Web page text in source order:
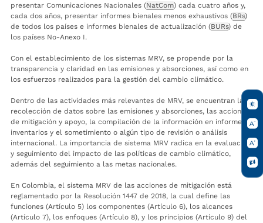
presentar Comunicaciones Nacionales (NatCom) cada cuatro años y,
cada dos años, presentar informes bienales menos exhaustivos (BRs)
de todos los países e informes bienales de actualización (BURs) de
los países No-Anexo I.
Con el establecimiento de los sistemas MRV, se propende por la
transparencia y claridad en las emisiones y absorciones, así como en
los esfuerzos realizados para la gestión del cambio climático.
Dentro de las actividades más relevantes de MRV, se encuentran la
recolección de datos sobre las emisiones y absorciones, las acciones
de mitigación y apoyo, la compilación de la información en informes e
inventarios y el sometimiento o algún tipo de revisión o análisis
internacional. La importancia de sistema MRV radica en la evaluación
y seguimiento del impacto de las políticas de cambio climático,
además del seguimiento a las metas nacionales.
En Colombia, el sistema MRV de las acciones de mitigación está
reglamentado por la Resolución 1447 de 2018, la cual define las
funciones (Artículo 5) los componentes (Artículo 6), los alcances
(Artículo 7), los enfoques (Artículo 8), y los principios (Artículo 9) del